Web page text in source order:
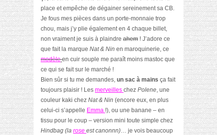
place et empêche de dégainer sereinement sa CB.
Je fous mes pièces dans un porte-monnaie trop
chou, mais j’y plie également en 4 chaque billet,
non vraiment je suis à plaindre ahem ! J’adore ce
que fait la marque Nat & Nin en maroquinerie, ce
modèle en cuir souple me paraît moins mastoc que
ce qui se fait sur le marché !
Bien sûr si tu me demandes, un sac à mains ça fait
toujours plaisir ! Les merveilles chez Polene, une
couleur kaki chez Nat & Nin (encore eux, en plus
celui-ci s’appelle Emma !), ou une banane – en
tissu pour le coup – version mini toute simple chez
Hindbag (la rose est canonnn)… je vois beaucoup